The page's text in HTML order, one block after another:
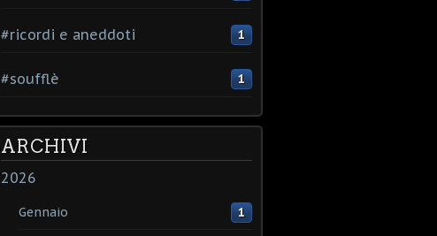
#ricordi e aneddoti 1
#soufflè 1
ARCHIVI
2026
Gennaio 1